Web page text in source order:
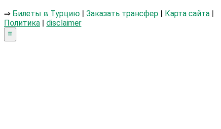
⇒ Билеты в Турцию | Заказать трансфер | Карта сайта |
Политика | disclaimer